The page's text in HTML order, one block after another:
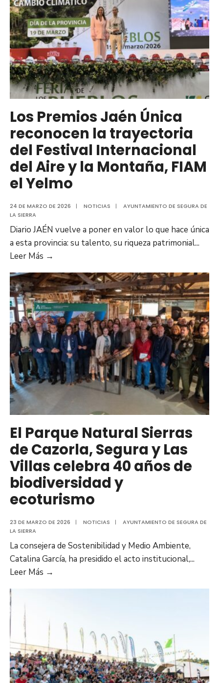
Los Premios Jaén Única
reconocen la trayectoria
del Festival Internacional
del Aire y la Montaña, FIAM
el Yelmo
24 DE MARZO DE 2026 | NOTICIAS |
AYUNTAMIENTO DE SEGURA DE
LA SIERRA
Diario JAÉN vuelve a poner en valor lo que hace única
a esta provincia: su talento, su riqueza patrimonial...
Leer Más →
El Parque Natural Sierras
de Cazorla, Segura y Las
Villas celebra 40 años de
biodiversidad y
ecoturismo
23 DE MARZO DE 2026 | NOTICIAS |
AYUNTAMIENTO DE SEGURA DE
LA SIERRA
La consejera de Sostenibilidad y Medio Ambiente,
Catalina García, ha presidido el acto institucional,...
Leer Más →